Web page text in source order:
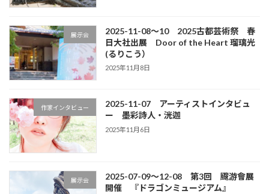
展示会
2025-11-08～10 2025古都芸術祭 春
日大社出展 Door of the Heart 瑠璃光
(るりこう）
2025年11月8日
作家インタビュー
2025-11-07 アーティストインタビュ
ー 墨彩詩人・洸迦
2025年11月6日
展示会
2025-07-09～12-08 第3回 颼游會展
開催 『ドラゴンミュージアム』